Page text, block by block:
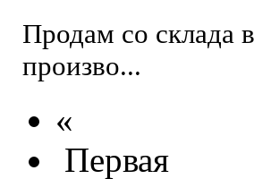
Продам со склада
произво...
«
Первая